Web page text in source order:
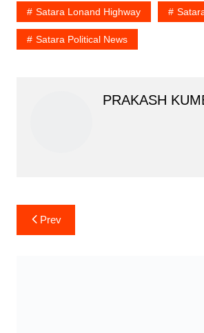
Satara Lonand Highway
Satara Political News
PRAKASH
Post
navigation
Prev